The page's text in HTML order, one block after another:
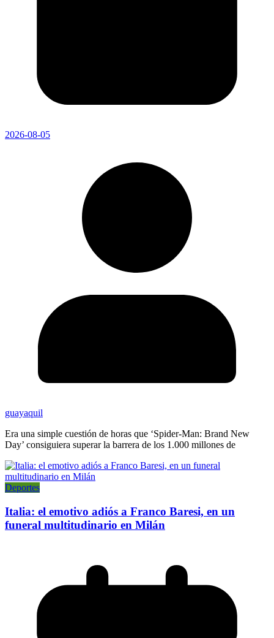
2026-08-05
guayaquil
Era una simple cuestión de horas que ‘Spider-Man: Brand New
Day’ consiguiera superar la barrera de los 1.000 millones de
Deportes
Italia: el emotivo adiós a Franco Baresi, en un
funeral multitudinario en Milán